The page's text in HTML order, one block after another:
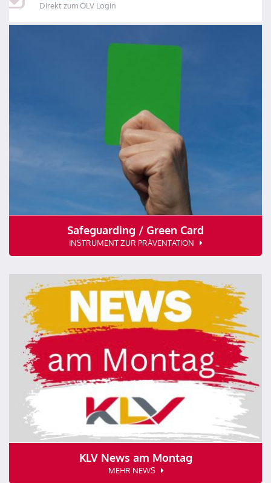
Direkt zum ÖLV Login
Safeguarding / Green Card
INSTRUMENT ZUR PRÄVENTATION
KLV News am Montag
MEHR NEWS